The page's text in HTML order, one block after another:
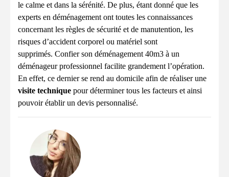
le calme et dans la sérénité. De plus, étant donné que les
experts en déménagement ont toutes les connaissances
concernant les règles de sécurité et de manutention, les
risques d’accident corporel ou matériel sont
supprimés. Confier son déménagement 40m3 à un
déménageur professionnel facilite grandement l’opération.
En effet, ce dernier se rend au domicile afin de réaliser une
visite technique pour déterminer tous les facteurs et ainsi
pouvoir établir un devis personnalisé.